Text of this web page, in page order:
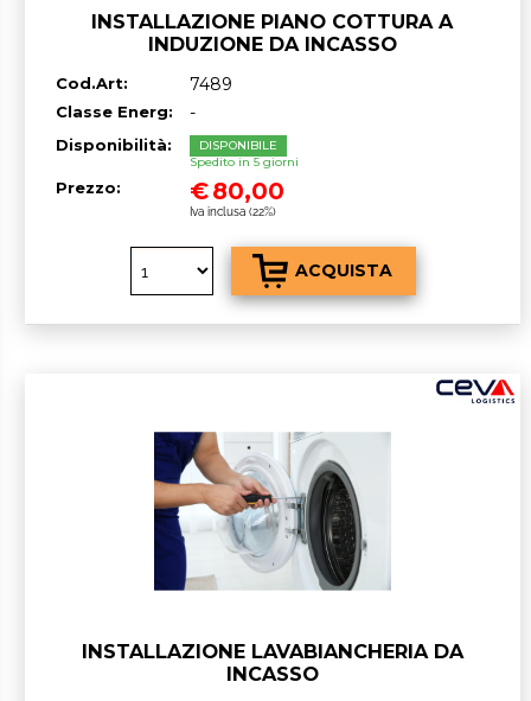
INSTALLAZIONE PIANO COTTURA A
INDUZIONE DA INCASSO
Cod.Art: 7489
Classe Energ: -
Disponibilità:
DISPONIBILE
Spedito in 5 giorni
Prezzo: €80,00
Iva inclusa (22%)
INSTALLAZIONE LAVABIANCHERIA DA
INCASSO